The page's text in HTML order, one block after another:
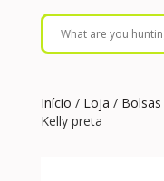
Início / Loja / Bolsas
Kelly preta